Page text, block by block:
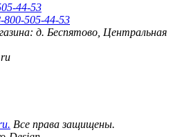
44-53
800-505-44-53
д. Беспятово, Центральная
Все права защищены.